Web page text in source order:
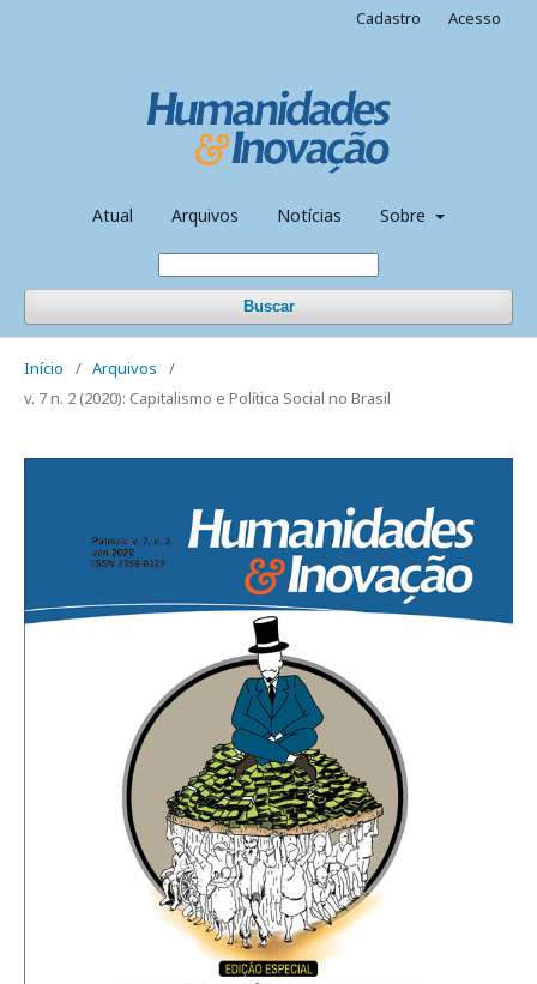
Atual Arquivos Notícias Sobre
Buscar
Cadastro Acesso
Início / Arquivos
/
v. 7 n. 2 (2020): Capitalismo e Política Social no Brasil